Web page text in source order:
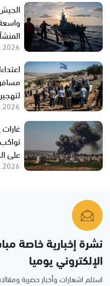
على
نشرة إخبارية خاصة
الإلكتروني يوميا
استلم اشعارات وأخبار حصرية